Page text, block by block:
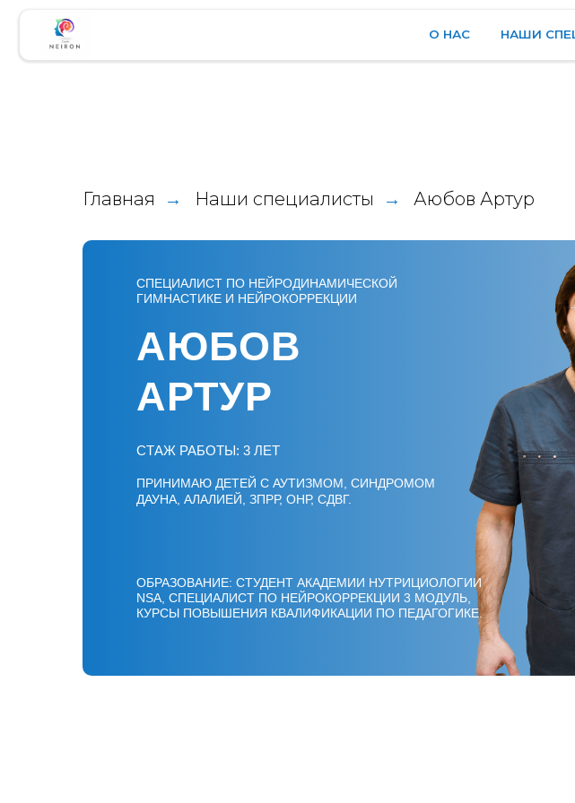
НАШИ СПЕЦИАЛИСТЫ
Главная → Наши специалисты → Аюбов Артур
АЮБОВ
АРТУР
СТАЖ РАБОТЫ: 3 ЛЕТ
ОБРАЗОВАНИЕ: СТУДЕНТ АКАДЕМИИ НУТРИЦИОЛОГИИ
NSA, СПЕЦИАЛИСТ ПО НЕЙРОКОРРЕКЦИИ 3 МОДУЛЬ,
КУРСЫ ПОВЫШЕНИЯ КВАЛИФИКАЦИИ ПО ПЕДАГОГИКЕ.
СПЕЦИАЛИСТ ПО НЕЙРОДИНАМИЧЕСКОЙ
ГИМНАСТИКЕ И НЕЙРОКОРРЕКЦИИ
ПРИНИМАЮ ДЕТЕЙ С АУТИЗМОМ, СИНДРОМОМ
ДАУНА, АЛАЛИЕЙ, ЗПРР, ОНР, СДВГ.